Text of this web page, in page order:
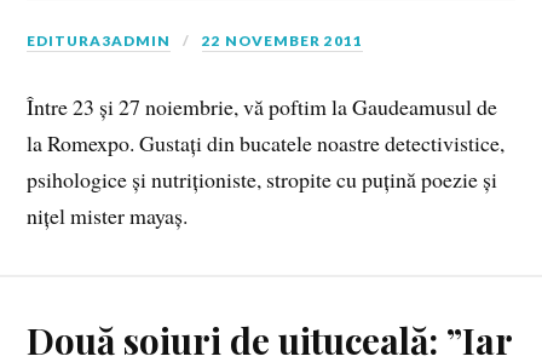
EDITURA3ADMIN 22 NOVEMBER 2011
Între 23 și 27 noiembrie, vă poftim la Gaudeamusul de
la Romexpo. Gustați din bucatele noastre detectivistice,
psihologice și nutriționiste, stropite cu puțină poezie și
nițel mister mayaș.
Două soiuri de uituceală: ”Iar